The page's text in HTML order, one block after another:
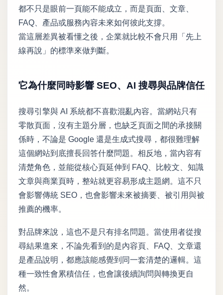
都不只是眼前一頁能不能成立，而是頁面、文章、
FAQ、產品或服務內容未來如何彼此支撐。
當這層差異被看懂之後，企業就比較不會只用「先上
線再說」的標準來做判斷。
它為什麼同時影響 SEO、AI 搜尋與品牌信任
搜尋引擎與 AI 系統都不喜歡混亂內容。當網站只有
零散頁面，沒有主題分層，也缺乏頁面之間的承接關
係時，不論是 Google 還是生成式搜尋，都很難理解
這個網站到底擅長回答什麼問題。相反地，當內容有
清楚角色，並能從核心頁延伸到 FAQ、比較文、知識
文章與商業頁時，整站就更容易形成主題網。這不只
會影響傳統 SEO，也會影響未來被摘要、被引用與被
推薦的機率。
對品牌來說，這也不是只有排名問題。當使用者從搜
尋結果進來，不論先看到的是內容頁、FAQ、文章還
是產品說明，都應該能感覺到同一套清楚的邏輯。這
種一致性會累積信任，也會讓後續詢問與轉換更自
然。